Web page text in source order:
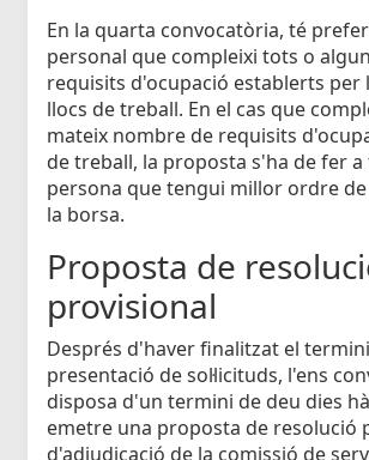
En la quarta convocatòria, té
personal que compleixi tots o
requisits d'ocupació establerts per
llocs de treball. En el cas que
mateix nombre de requisits
de treball, la proposta s'ha de fer a
persona que tengui millor ordre
la borsa.
Proposta de
provisional
Després d'haver finalitzat el
presentació de sol·licituds, l'ens
disposa d'un termini de deu dies
emetre una proposta de resolució
d'adjudicació de la comissió de